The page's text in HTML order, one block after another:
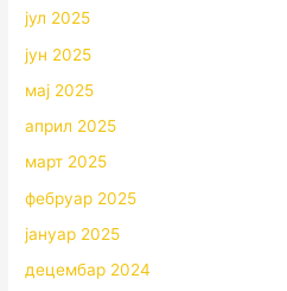
јул 2025
јун 2025
мај 2025
април 2025
март 2025
фебруар 2025
јануар 2025
децембар 2024